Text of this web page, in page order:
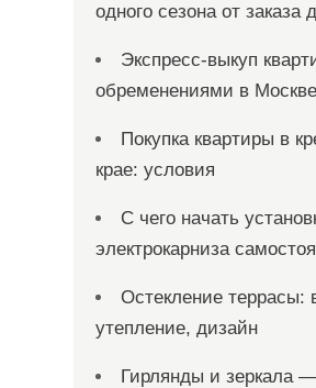
одного сезона от заказа
Экспресс-выкуп
обременениями в Москве
Покупка квартиры в
крае: условия
С чего начать
электрокарниза
Остекление террасы:
утепление, дизайн
Гирлянды и зеркала